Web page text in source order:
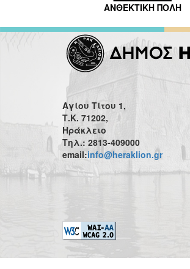
ΑΝΘΕΚΤΙΚΗ ΠΟΛΗ
Αγίου Τίτου 1,
Τ.Κ. 71202,
Ηράκλειο
Τηλ.: 2813-409000
email:info@heraklion.gr